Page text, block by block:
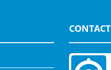
CONTACT